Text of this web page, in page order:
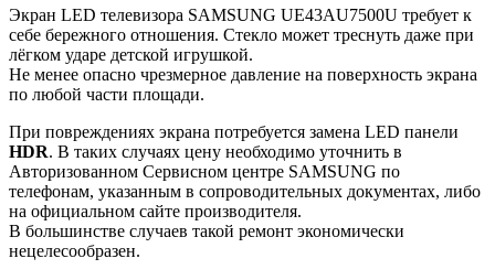
Экран LED телевизора SAMSUNG UE43AU7500U требует к
себе бережного отношения. Стекло может треснуть даже при
лёгком ударе детской игрушкой.
Не менее опасно чрезмерное давление на поверхность экрана
по любой части площади.
При повреждениях экрана потребуется замена LED панели
HDR. В таких случаях цену необходимо уточнить в
Авторизованном Сервисном центре SAMSUNG по
телефонам, указанным в сопроводительных документах, либо
на официальном сайте производителя.
В большинстве случаев такой ремонт экономически
нецелесообразен.